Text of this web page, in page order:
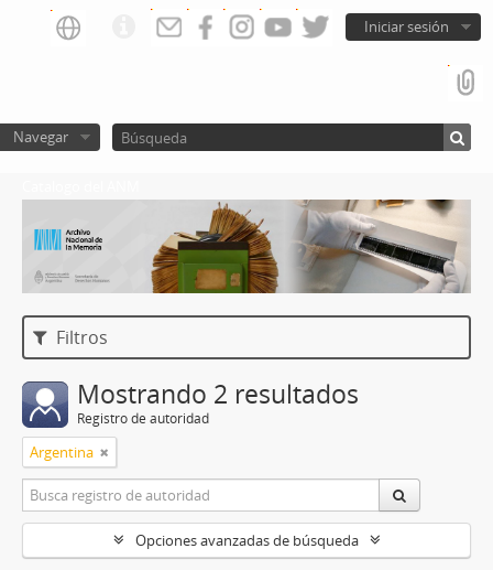
Iniciar sesión
Navegar
Filtros
Mostrando 2 resultados
Registro de autoridad
Argentina
Opciones avanzadas de búsqueda